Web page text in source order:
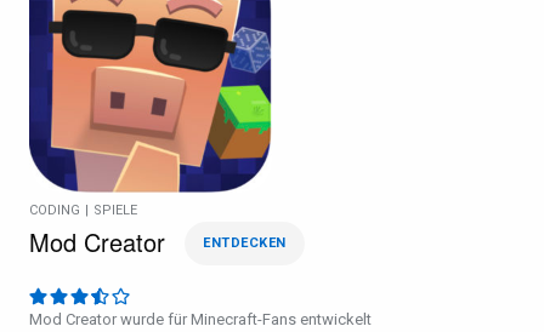
CODING | SPIELE
Mod Creator ENTDECKEN
Mod Creator wurde für Minecraft-Fans entwickelt